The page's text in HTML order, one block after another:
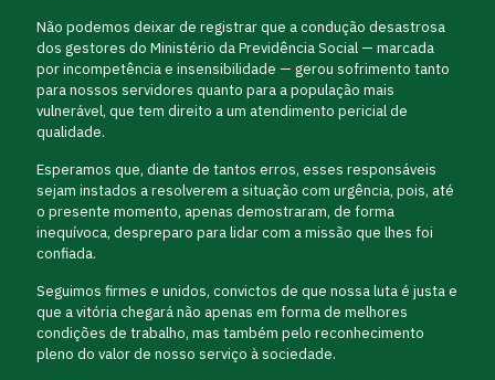
Não podemos deixar de registrar que a condução desastrosa
dos gestores do Ministério da Previdência Social — marcada
por incompetência e insensibilidade — gerou sofrimento tanto
para nossos servidores quanto para a população mais
vulnerável, que tem direito a um atendimento pericial de
qualidade.
Esperamos que, diante de tantos erros, esses responsáveis
sejam instados a resolverem a situação com urgência, pois, até
o presente momento, apenas demostraram, de forma
inequívoca, despreparo para lidar com a missão que lhes foi
confiada.
Seguimos firmes e unidos, convictos de que nossa luta é justa e
que a vitória chegará não apenas em forma de melhores
condições de trabalho, mas também pelo reconhecimento
pleno do valor de nosso serviço à sociedade.